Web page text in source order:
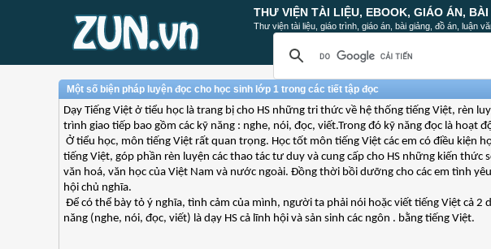
THƯ VIỆN TÀI LIỆU, EBOOK, GIÁO ÁN, BÀI
Thư viện tài liệu, giáo trình, giáo án, bài giảng, đồ án, luận
Một số biện pháp luyện đọc cho học sinh lớp 1 trong các tiết tập đọc
Dạy Tiếng Việt ở tiểu học là trang bị cho HS những tri thức về hệ thống tiếng Việt, rèn
trình giao tiếp bao gồm các kỹ năng : nghe, nói, đọc, viết.Trong đó kỹ năng đọc là hoạt
Ở tiểu học, môn tiếng Việt rất quan trọng. Học tốt môn tiếng Việt các em có điều kiện
tiếng Việt, góp phần rèn luyện các thao tác tư duy và cung cấp cho HS những kiến
văn hoá, văn học của Việt Nam và nước ngoài. Đồng thời bồi dưỡng cho các em tình
hội chủ nghĩa.
Để có thể bày tỏ ý nghĩa, tình cảm của mình, người ta phải nói hoặc viết tiếng Việt cả 2
năng (nghe, nói, đọc, viết) là dạy HS cả lĩnh hội và sản sinh các ngôn . bằng tiếng Việt.